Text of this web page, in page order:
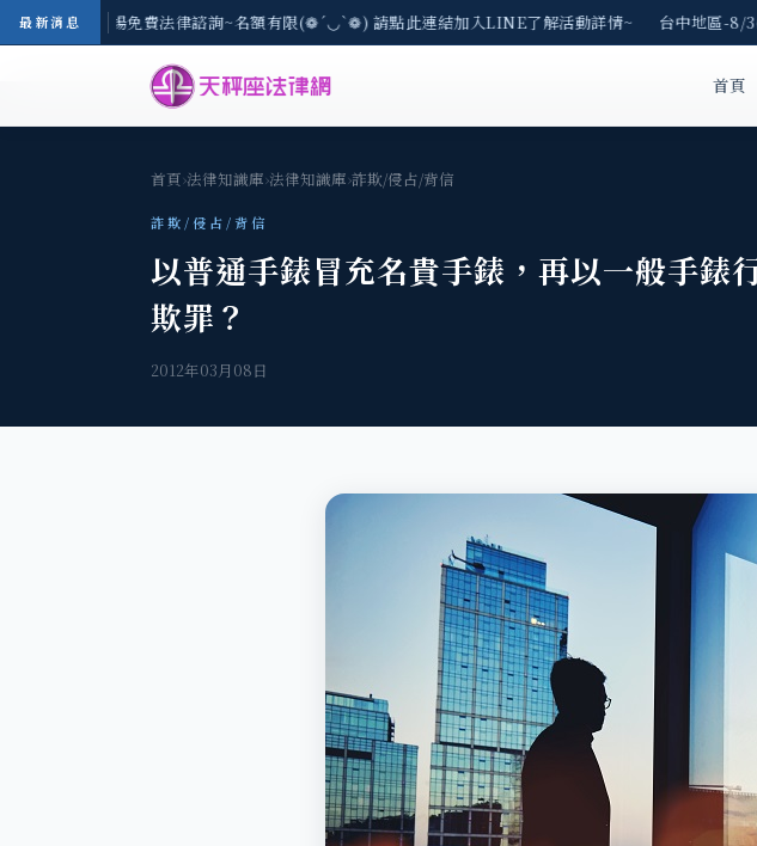
最新消息
-8/3(一) 現場免費法律諮詢~名額有限(❁´◡`❁) 請點此連結加入LINE了解活動詳情~ 台中地區-8/3(
首頁
首頁›法律知識庫›法律知識庫›詐欺/侵占/背信
詐欺/侵占/背信
以普通手錶冒充名貴手錶，再以一般手錶
欺罪？
2012年03月08日